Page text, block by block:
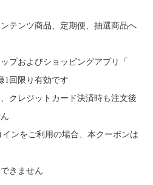
テンツ商品、定期便、 抽選商品へ
プおよびショッピングアプリ「
1回限り有効です
クレジットカード決済時も注文後
ンをご利用の場合、 本クーポンは
きません